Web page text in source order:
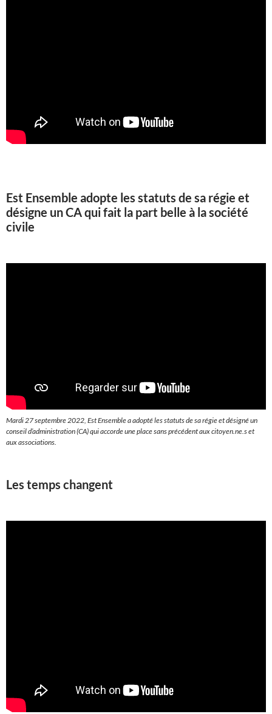
Est Ensemble adopte les statuts de sa régie et
désigne un CA qui fait la part belle à la société
civile
Mardi 27 septembre 2022, Est Ensemble a adopté les statuts de sa régie et désigné un
conseil d’administration (CA) qui accorde une place sans précédent aux citoyen.ne.s et
aux associations.
Les temps changent